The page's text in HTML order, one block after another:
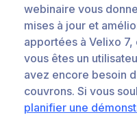
webinaire vous
mises à jour et
apportées à Velixo
vous êtes un
avez encore besoin
couvrons. Si vous
planifier une